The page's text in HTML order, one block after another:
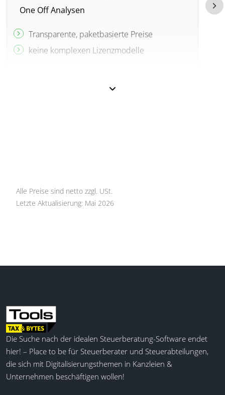
One Off Analysen
Transparente, paketbasierte Preise
keine komplexen Lizenzmodelle
Alle Preise sind netto zzgl. USt.
Letzte Aktualisierung: Mai 2026
Die Suche nach der idealen Steuerberatung-Software endet
hier! – Place to be für Steuerberater und Steuerabteilungen,
die sich mit Digitalisierungsthemen in Kanzleien &
Unternehmen beschäftigen wollen!